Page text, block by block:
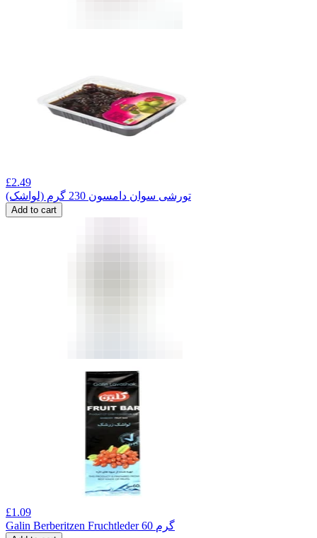
£2.49
تورشی سوان دامسون 230 گرم (لواشک)
Add to cart
£1.09
Galin Berberitzen Fruchtleder 60 گرم